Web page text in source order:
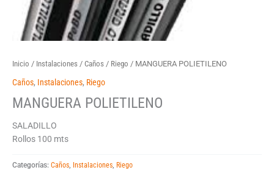
Inicio / Instalaciones / Caños / Riego / MANGUERA POLIETILENO
Caños, Instalaciones, Riego
MANGUERA POLIETILENO
SALADILLO
Rollos 100 mts
Categorías: Caños, Instalaciones, Riego